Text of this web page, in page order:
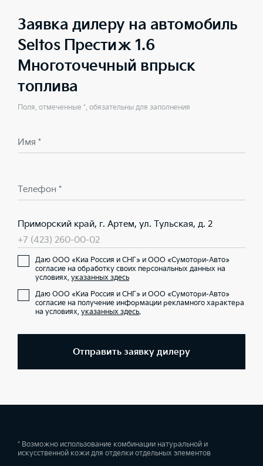
Заявка дилеру на автомобиль
Seltos Престиж 1.6
Многоточечный впрыск
топлива
Поля, отмеченные *, обязательны для заполнения
Имя *
Телефон *
Приморский край, г. Артем, ул. Тульская, д. 2
+7 (423) 260-00-02
Даю ООО «Киа Россия и СНГ» и ООО «Сумотори-Авто»
согласие на обработку своих персональных данных на
условиях, указанных здесь
Даю ООО «Киа Россия и СНГ» и ООО «Сумотори-Авто»
согласие на получение информации рекламного характера
на условиях, указанных здесь.
Отправить заявку дилеру
* Возможно использование комбинации натуральной и
искусственной кожи для отделки отдельных элементов